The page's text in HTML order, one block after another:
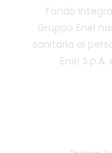
Fondo
Gruppo Enel
sanitaria al
Enel